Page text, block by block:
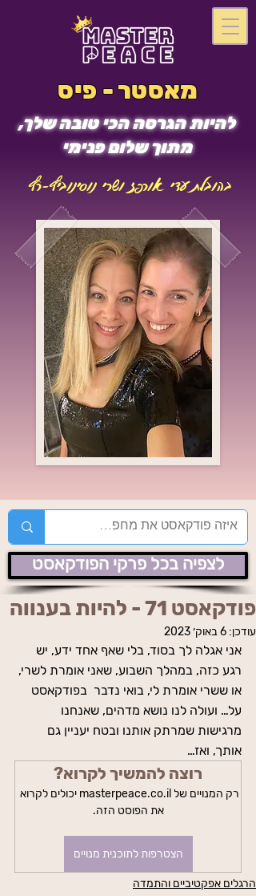
מאסטר - פיס
להיות הגרסה הכי טובה שלך,
מתוך שלום פנימי
בהובלת עדי אורפז ושרי נוסינוביץ-רץ
לצפיה בכל פרקי הפודקאסט
פודקאסט 71 - להיות בענווה
עודכן: 6 באוק׳ 2023
אני אגלה לך בסוד, בלי שאף אחד ידע, יש
רגע כזה, במהלך השבוע, שאני אומרת לשרי,
או ששרי אומרת לי, בואי נדבר  בפודקאסט
על… ועולה לנו נושא מדהים, שאנחנו
מרגישות שמרתק אותנו ובטח יעניין גם
אותך, ואז…
רוצה להמשיך לקרוא?
רק המנויים של masterpeace.co.il יכולים לקרוא
את הפוסט הזה.
הצטרפות לתוכנית מנויים
הרגלים אפקטיביים והתמדה